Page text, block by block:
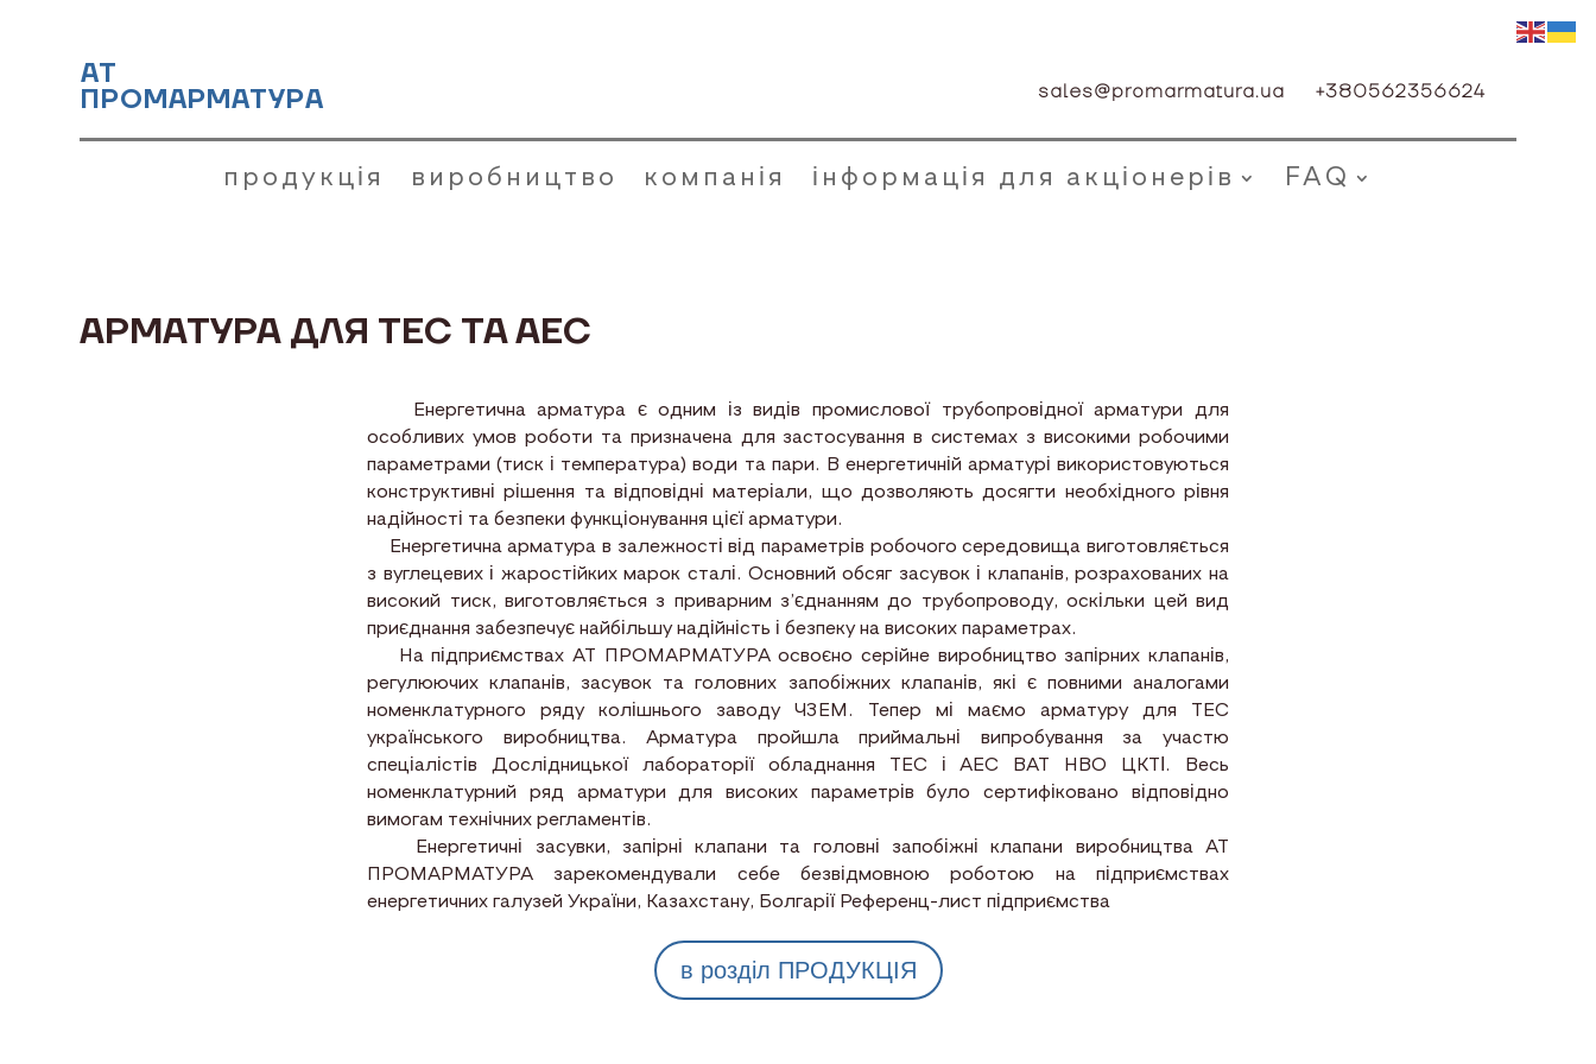
АТ
ПРОМАРМАТУРА sales@promarmatura.ua +380562356624
продукція виробництво компанія інформація для акціонерів FAQ
АРМАТУРА ДЛЯ ТЕС ТА АЕС
Енергетична арматура є одним із видів промислової трубопровідної арматури для
особливих умов роботи та призначена для застосування в системах з високими робочими
параметрами (тиск і температура) води та пари. В енергетичній арматурі використовуються
конструктивні рішення та відповідні матеріали, що дозволяють досягти необхідного рівня
надійності та безпеки функціонування цієї арматури.
Енергетична арматура в залежності від параметрів робочого середовища виготовляється
з вуглецевих і жаростійких марок сталі. Основний обсяг засувок і клапанів, розрахованих на
високий тиск, виготовляється з приварним з’єднанням до трубопроводу, оскільки цей вид
приєднання забезпечує найбільшу надійність і безпеку на високих параметрах.
На підприємствах АТ ПРОМАРМАТУРА освоєно серійне виробництво запірних клапанів,
регулюючих клапанів, засувок та головних запобіжних клапанів, які є повними аналогами
номенклатурного ряду колішнього заводу ЧЗЕМ. Тепер мі маємо арматуру для ТЕС
українського виробництва. Арматура пройшла приймальні випробування за участю
спеціалістів Дослідницької лабораторії обладнання ТЕС і АЕС ВАТ НВО ЦКТІ. Весь
номенклатурний ряд арматури для високих параметрів було сертифіковано відповідно
вимогам технічних регламентів.
Енергетичні засувки, запірні клапани та головні запобіжні клапани виробництва АТ
ПРОМАРМАТУРА зарекомендували себе безвідмовною роботою на підприємствах
енергетичних галузей України, Казахстану, Болгарії Референц-лист підприємства
в розділ ПРОДУКЦІЯ